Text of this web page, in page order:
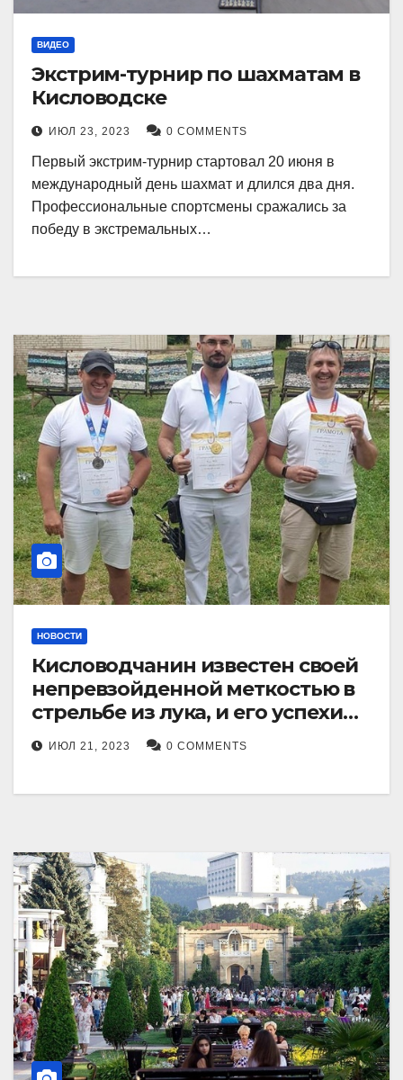
ВИДЕО
Экстрим-турнир по шахматам в
Кисловодске
ИЮЛ 23, 2023 0 COMMENTS
Первый экстрим-турнир стартовал 20 июня в
международный день шахмат и длился два дня.
Профессиональные спортсмены сражались за
победу в экстремальных…
НОВОСТИ
Кисловодчанин известен своей
непревзойденной меткостью в
стрельбе из лука, и его успехи
прославили его в
Ставропольском крае.
ИЮЛ 21, 2023 0 COMMENTS